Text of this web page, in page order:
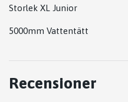
Storlek XL Junior
5000mm Vattentätt
Recensioner